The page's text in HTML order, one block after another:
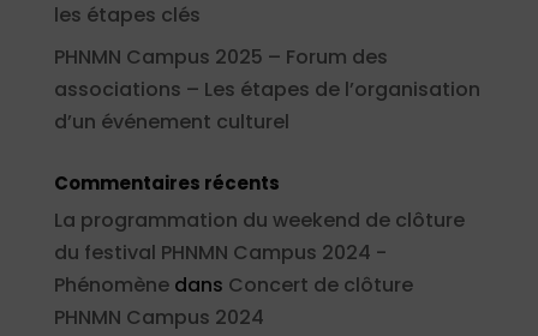
les étapes clés
PHNMN Campus 2025 – Forum des
associations – Les étapes de l’organisation
d’un événement culturel
Commentaires récents
La programmation du weekend de clôture
du festival PHNMN Campus 2024 -
Phénomènedans Concert de clôture
PHNMN Campus 2024